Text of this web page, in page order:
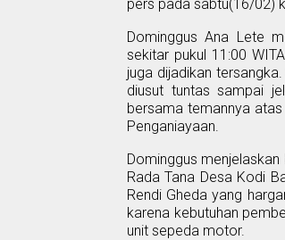
pers pada sabtu(16/02)
Dominggus Ana Lete
sekitar pukul 11:00 WITA
juga dijadikan
diusut tuntas sampai
bersama temannya
Penganiayaan.
Dominggus
Rada Tana Desa Kodi
Rendi Gheda yang
karena kebutuhan
unit sepeda motor.